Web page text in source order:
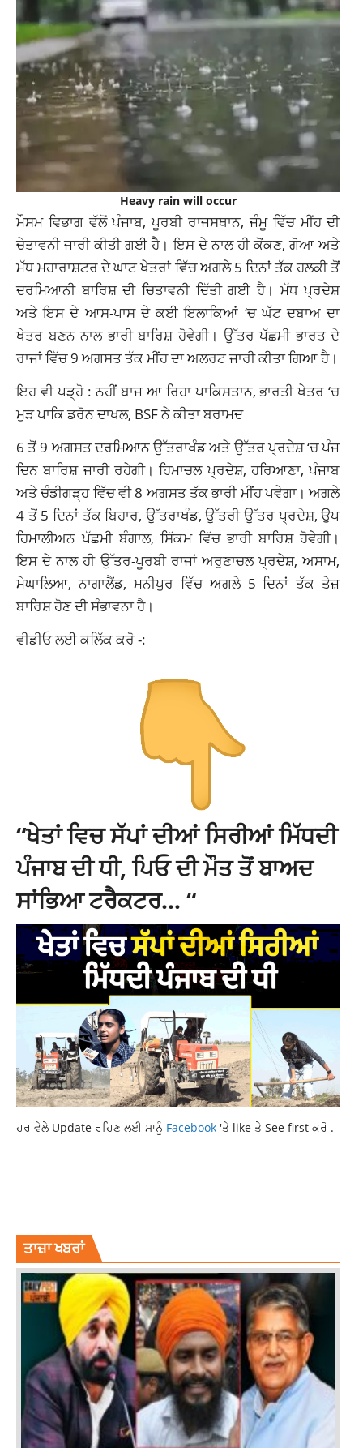
Heavy rain will occur
ਮੌਸਮ ਵਿਭਾਗ ਵੱਲੋਂ ਪੰਜਾਬ, ਪੂਰਬੀ ਰਾਜਸਥਾਨ, ਜੰਮੂ ਵਿੱਚ ਮੀਂਹ ਦੀ
ਚੇਤਾਵਨੀ ਜਾਰੀ ਕੀਤੀ ਗਈ ਹੈ। ਇਸ ਦੇ ਨਾਲ ਹੀ ਕੋਂਕਣ, ਗੋਆ ਅਤੇ
ਮੱਧ ਮਹਾਰਾਸ਼ਟਰ ਦੇ ਘਾਟ ਖੇਤਰਾਂ ਵਿੱਚ ਅਗਲੇ 5 ਦਿਨਾਂ ਤੱਕ ਹਲਕੀ ਤੋਂ
ਦਰਮਿਆਨੀ ਬਾਰਿਸ਼ ਦੀ ਚਿਤਾਵਨੀ ਦਿੱਤੀ ਗਈ ਹੈ। ਮੱਧ ਪ੍ਰਦੇਸ਼
ਅਤੇ ਇਸ ਦੇ ਆਸ-ਪਾਸ ਦੇ ਕਈ ਇਲਾਕਿਆਂ ‘ਚ ਘੱਟ ਦਬਾਅ ਦਾ
ਖੇਤਰ ਬਣਨ ਨਾਲ ਭਾਰੀ ਬਾਰਿਸ਼ ਹੋਵੇਗੀ। ਉੱਤਰ ਪੱਛਮੀ ਭਾਰਤ ਦੇ
ਰਾਜਾਂ ਵਿੱਚ 9 ਅਗਸਤ ਤੱਕ ਮੀਂਹ ਦਾ ਅਲਰਟ ਜਾਰੀ ਕੀਤਾ ਗਿਆ ਹੈ।
ਇਹ ਵੀ ਪੜ੍ਹੋ :ਨਹੀਂ ਬਾਜ ਆ ਰਿਹਾ ਪਾਕਿਸਤਾਨ, ਭਾਰਤੀ ਖੇਤਰ ‘ਚ
ਮੁੜ ਪਾਕਿ ਡਰੋਨ ਦਾਖਲ, BSF ਨੇ ਕੀਤਾ ਬਰਾਮਦ
6 ਤੋਂ 9 ਅਗਸਤ ਦਰਮਿਆਨ ਉੱਤਰਾਖੰਡ ਅਤੇ ਉੱਤਰ ਪ੍ਰਦੇਸ਼ ‘ਚ ਪੰਜ
ਦਿਨ ਬਾਰਿਸ਼ ਜਾਰੀ ਰਹੇਗੀ। ਹਿਮਾਚਲ ਪ੍ਰਦੇਸ਼, ਹਰਿਆਣਾ, ਪੰਜਾਬ
ਅਤੇ ਚੰਡੀਗੜ੍ਹ ਵਿੱਚ ਵੀ 8 ਅਗਸਤ ਤੱਕ ਭਾਰੀ ਮੀਂਹ ਪਵੇਗਾ। ਅਗਲੇ
4 ਤੋਂ 5 ਦਿਨਾਂ ਤੱਕ ਬਿਹਾਰ, ਉੱਤਰਾਖੰਡ, ਉੱਤਰੀ ਉੱਤਰ ਪ੍ਰਦੇਸ਼, ਉਪ
ਹਿਮਾਲੀਅਨ ਪੱਛਮੀ ਬੰਗਾਲ, ਸਿੱਕਮ ਵਿੱਚ ਭਾਰੀ ਬਾਰਿਸ਼ ਹੋਵੇਗੀ।
ਇਸ ਦੇ ਨਾਲ ਹੀ ਉੱਤਰ-ਪੂਰਬੀ ਰਾਜਾਂ ਅਰੁਣਾਚਲ ਪ੍ਰਦੇਸ਼, ਅਸਾਮ,
ਮੇਘਾਲਿਆ, ਨਾਗਾਲੈਂਡ, ਮਨੀਪੁਰ ਵਿੱਚ ਅਗਲੇ 5 ਦਿਨਾਂ ਤੱਕ ਤੇਜ਼
ਬਾਰਿਸ਼ ਹੋਣ ਦੀ ਸੰਭਾਵਨਾ ਹੈ।
ਵੀਡੀਓ ਲਈ ਕਲਿੱਕ ਕਰੋ -:
“ਖੇਤਾਂ ਵਿਚ ਸੱਪਾਂ ਦੀਆਂ ਸਿਰੀਆਂ ਮਿੱਧਦੀ
ਪੰਜਾਬ ਦੀ ਧੀ, ਪਿਓ ਦੀ ਮੌਤ ਤੋਂ ਬਾਅਦ
ਸਾਂਭਿਆ ਟਰੈਕਟਰ… “
ਹਰ ਵੇਲੇ Update ਰਹਿਣ ਲਈ ਸਾਨੂੰ Facebook 'ਤੇ like ਤੇ See first ਕਰੋ .
ਤਾਜ਼ਾ ਖਬਰਾਂ